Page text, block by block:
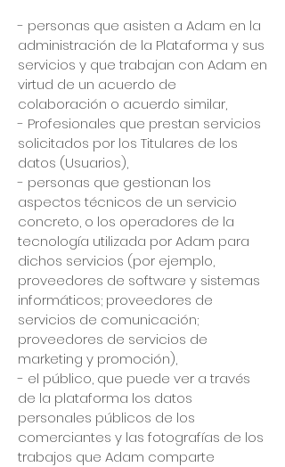
- personas que asisten a Adam en la
administración de la Plataforma y sus
servicios y que trabajan con Adam en
virtud de un acuerdo de
colaboración o acuerdo similar,
- Profesionales que prestan servicios
solicitados por los Titulares de los
datos (Usuarios),
- personas que gestionan los
aspectos técnicos de un servicio
concreto, o los operadores de la
tecnología utilizada por Adam para
dichos servicios (por ejemplo,
proveedores de software y sistemas
informáticos; proveedores de
servicios de comunicación;
proveedores de servicios de
marketing y promoción),
- el público, que puede ver a través
de la plataforma los datos
personales públicos de los
comerciantes y las fotografías de los
trabajos que Adam comparte